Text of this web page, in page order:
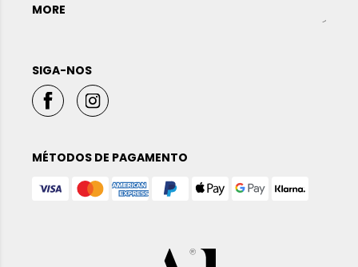
MORE
SIGA-NOS
MÉTODOS DE PAGAMENTO